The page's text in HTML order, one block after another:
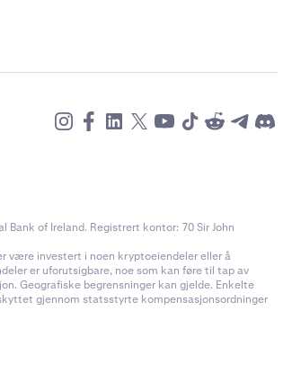
of Ireland. Registrert kontor: 70 Sir John
være investert i noen kryptoeiendeler eller å
er uforutsigbare, noe som kan føre til tap av
Geografiske begrensninger kan gjelde. Enkelte
gjennom statsstyrte kompensasjonsordninger